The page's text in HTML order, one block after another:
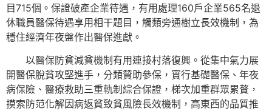
目715個。保證破產企業待遇，有用處理160戶企業565名退
休職員醫保待遇享用相干題目，觸類旁通樹立長效機制，為
穩住經濟年夜盤作出醫保進獻。
以醫保防貧減貧機制有用連接村落復興。從集中氣力展
開醫保脫貧攻堅進手，分類贊助參保，實行基礎醫保、年夜
病保險、醫療救助三重軌制綜合保證，梯次加重群眾累贅，
摸索防范化解因病返貧致貧風險長效機制，高東西的品質推